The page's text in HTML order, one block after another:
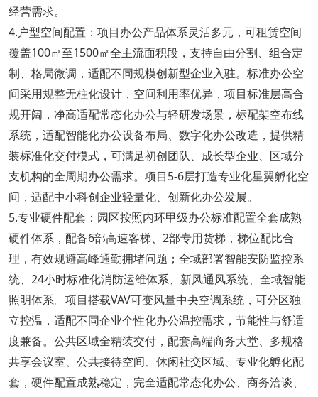
经营需求。
4.户型空间配置：项目办公产品体系灵活多元，可租赁空间
覆盖100㎡至1500㎡全主流面积段，支持自由分割、组合定
制、格局微调，适配不同规模创新型企业入驻。标准办公空
间采用规整无柱化设计，空间利用率优异，项目标准层高合
规开阔，净高适配常态化办公与轻研发场景，标配架空布线
系统，适配智能化办公设备布局、数字化办公改造，提供精
装标准化交付模式，可满足初创团队、成长型企业、区域分
支机构的全周期办公需求。项目5-6层打造专业化星翼孵化空
间，适配中小科创企业轻量化、创新化办公发展。
5.专业硬件配套：园区按照内环甲级办公标准配置全套成熟
硬件体系，配备6部高速客梯、2部专用货梯，梯位配比合
理，有效规避高峰通勤拥堵问题；全域部署智能安防监控系
统、24小时标准化消防运维体系、新风通风系统、全域智能
照明体系。项目搭载VAV可变风量中央空调系统，可分区独
立控温，适配不同企业个性化办公温控需求，节能性与舒适
度兼备。公共区域全精装交付，配套高端商务大堂、多规格
共享会议室、公共接待空间、休闲社交区域、专业化孵化配
套，硬件配置成熟稳定，完全适配常态化办公、商务洽谈、